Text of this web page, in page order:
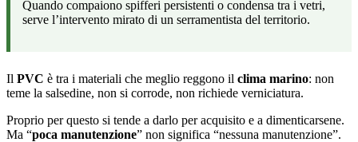
Quando compaiono spifferi persistenti o condensa tra i vetri,
serve l’intervento mirato di un serramentista del territorio.
Il PVC è tra i materiali che meglio reggono il clima marino: non
teme la salsedine, non si corrode, non richiede verniciatura.
Proprio per questo si tende a darlo per acquisito e a dimenticarsene.
Ma “poca manutenzione” non significa “nessuna manutenzione”.